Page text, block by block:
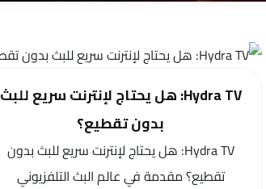
Hydra TV: هل يحتاج لإنترنت سريع للبث
بدون تقطيع؟
Hydra TV: هل يحتاج لإنترنت سريع للبث بدون
تقطيع؟ مقدمة في عالم البث التلفزيوني